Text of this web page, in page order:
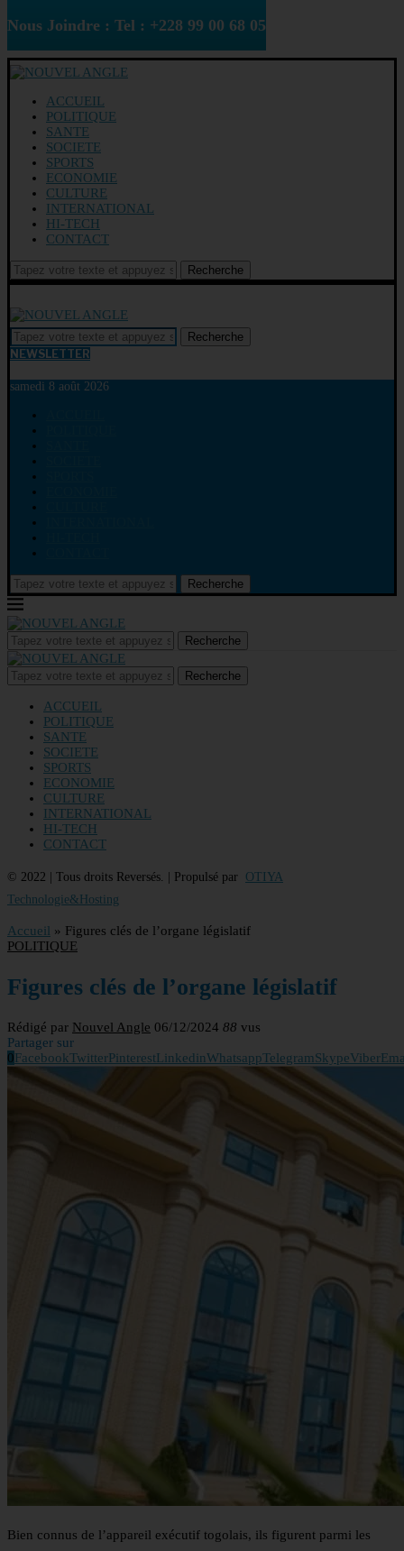
Nous Joindre : Tel : +228 99 00 68 05
ACCUEIL
POLITIQUE
SANTE
SOCIETE
SPORTS
ECONOMIE
CULTURE
INTERNATIONAL
HI-TECH
CONTACT
Recherche
Recherche
NEWSLETTER
samedi 8 août 2026
Recherche
Recherche
Recherche
ACCUEIL
POLITIQUE
SANTE
SOCIETE
SPORTS
ECONOMIE
CULTURE
INTERNATIONAL
HI-TECH
CONTACT
© 2022 | Tous droits Reversés. | Propulsé par OTIYA
Technologie&Hosting
Accueil » Figures clés de l’organe législatif
POLITIQUE
Figures clés de l’organe législatif
Rédigé par Nouvel Angle 06/12/2024 88 vus
Partager sur
0FacebookTwitterPinterestLinkedinWhatsappTelegramSkypeViber
Bien connus de l’appareil exécutif togolais, ils figurent parmi les